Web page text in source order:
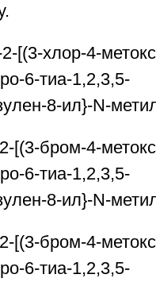
[(3-хлор-4-
6-тиа-1,2,3,5-
8-ил}-N-
[(3-бром-4-
6-тиа-1,2,3,5-
8-ил}-N-
[(3-бром-4-
6-тиа-1,2,3,5-